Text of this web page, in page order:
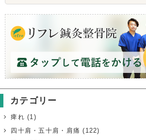
カテゴリー
痺れ (1)
四十肩・五十肩・肩痛 (122)